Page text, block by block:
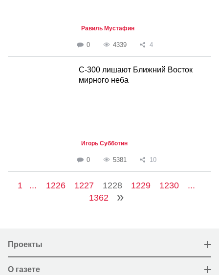
Равиль Мустафин
0 4339 4
С-300 лишают Ближний Восток
мирного неба
Игорь Субботин
0 5381 10
1 ... 1226 1227 1228 1229 1230
...
1362
Проекты
О газете